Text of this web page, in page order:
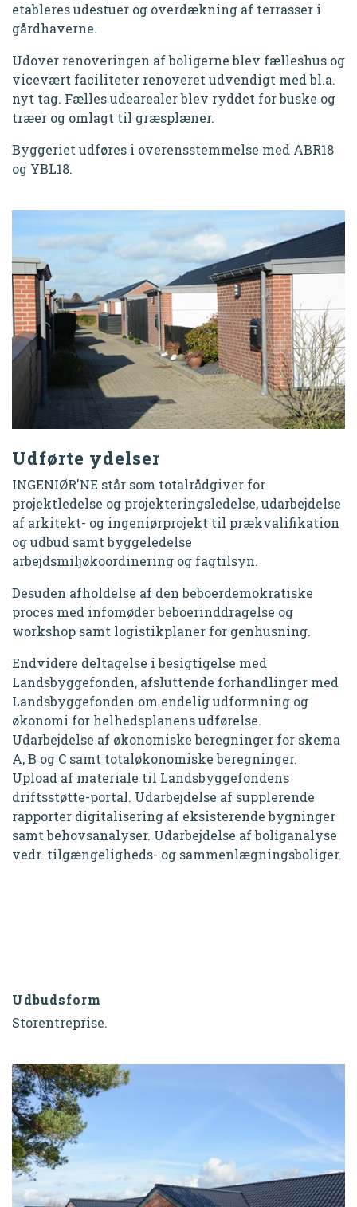
etableres udestuer og overdækning af terrasser i
gårdhaverne.
Udover renoveringen af boligerne blev fælleshus og
vicevært faciliteter renoveret udvendigt med bl.a.
nyt tag. Fælles udearealer blev ryddet for buske og
træer og omlagt til græsplæner.
Byggeriet udføres i overensstemmelse med ABR18
og YBL18.
Udførte ydelser
INGENIØR'NE står som totalrådgiver for
projektledelse og projekteringsledelse, udarbejdelse
af arkitekt- og ingeniørprojekt til prækvalifikation
og udbud samt byggeledelse
arbejdsmiljøkoordinering og fagtilsyn.
Desuden afholdelse af den beboerdemokratiske
proces med infomøder beboerinddragelse og
workshop samt logistikplaner for genhusning.
Endvidere deltagelse i besigtigelse med
Landsbyggefonden, afsluttende forhandlinger med
Landsbyggefonden om endelig udformning og
økonomi for helhedsplanens udførelse.
Udarbejdelse af økonomiske beregninger for skema
A, B og C samt totaløkonomiske beregninger.
Upload af materiale til Landsbyggefondens
driftsstøtte-portal. Udarbejdelse af supplerende
rapporter digitalisering af eksisterende bygninger
samt behovsanalyser. Udarbejdelse af boliganalyse
vedr. tilgængeligheds- og sammenlægningsboliger.
Udbudsform
Storentreprise.